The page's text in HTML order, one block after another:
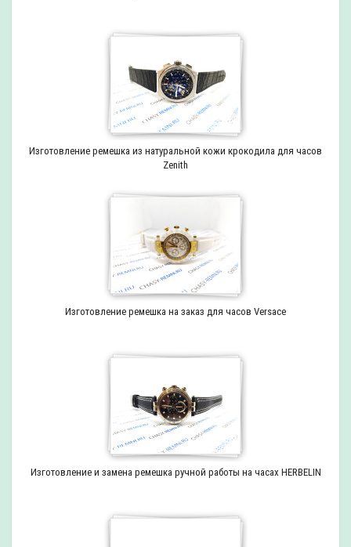
Изготовление ремешка из натуральной кожи крокодила для часов
Zenith
Изготовление ремешка на заказ для часов Versace
Изготовление и замена ремешка ручной работы на часах HERBELIN